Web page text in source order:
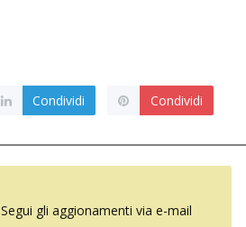
Condividi Condividi
Segui gli aggionamenti via e-mail